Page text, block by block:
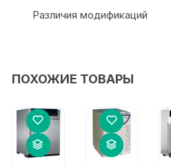
Различия модификаций
ПОХОЖИЕ ТОВАРЫ